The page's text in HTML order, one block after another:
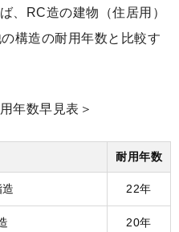
、RC造の建物（住居用）
構造の耐用年数と比較す
年数早見表＞
耐用年数
22年
20年